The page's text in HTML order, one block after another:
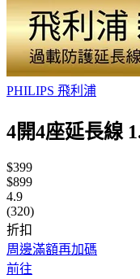
PHILIPS 飛利浦
4開4座延長線
$399
$899
4.9
(320)
折扣
周邊滿額再加碼
前往